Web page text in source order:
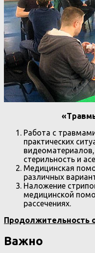
Работа с
практических
стерильность и
Медицинская
различных
Наложение
медицинской
рассечениях.
Продолжительность
Важно